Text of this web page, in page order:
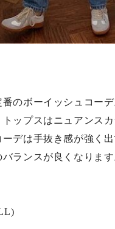
のボーイッシュコー
ップスはニュアンス
デは手抜き感が強く
ランスが良くなりま